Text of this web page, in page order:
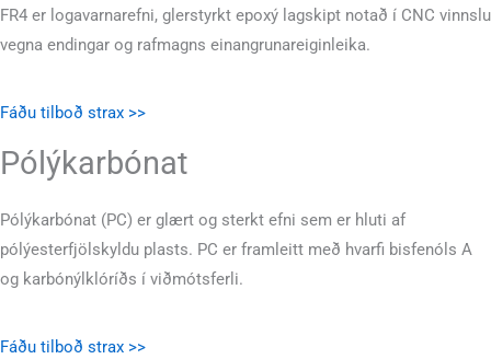
FR4 er logavarnarefni, glerstyrkt epoxý lagskipt notað í CNC vinnslu
vegna endingar og rafmagns einangrunareiginleika.
Fáðu tilboð strax >>
Pólýkarbónat
Pólýkarbónat (PC) er glært og sterkt efni sem er hluti af
pólýesterfjölskyldu plasts. PC er framleitt með hvarfi bisfenóls A
og karbónýlklóríðs í viðmótsferli.
Fáðu tilboð strax >>